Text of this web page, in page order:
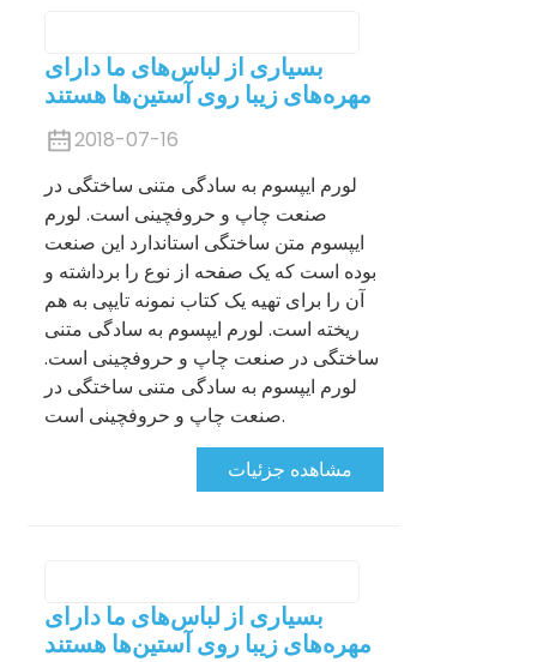
بسیاری از لباس‌های ما دارای
مهره‌های زیبا روی آستین‌ها هستند
2018-07-16
لورم ایپسوم به سادگی متنی ساختگی در
صنعت چاپ و حروفچینی است. لورم
ایپسوم متن ساختگی استاندارد این صنعت
بوده است که یک صفحه از نوع را برداشته و
آن را برای تهیه یک کتاب نمونه تایپی به هم
ریخته است. لورم ایپسوم به سادگی متنی
ساختگی در صنعت چاپ و حروفچینی است.
لورم ایپسوم به سادگی متنی ساختگی در
صنعت چاپ و حروفچینی است.
مشاهده جزئیات
بسیاری از لباس‌های ما دارای
مهره‌های زیبا روی آستین‌ها هستند